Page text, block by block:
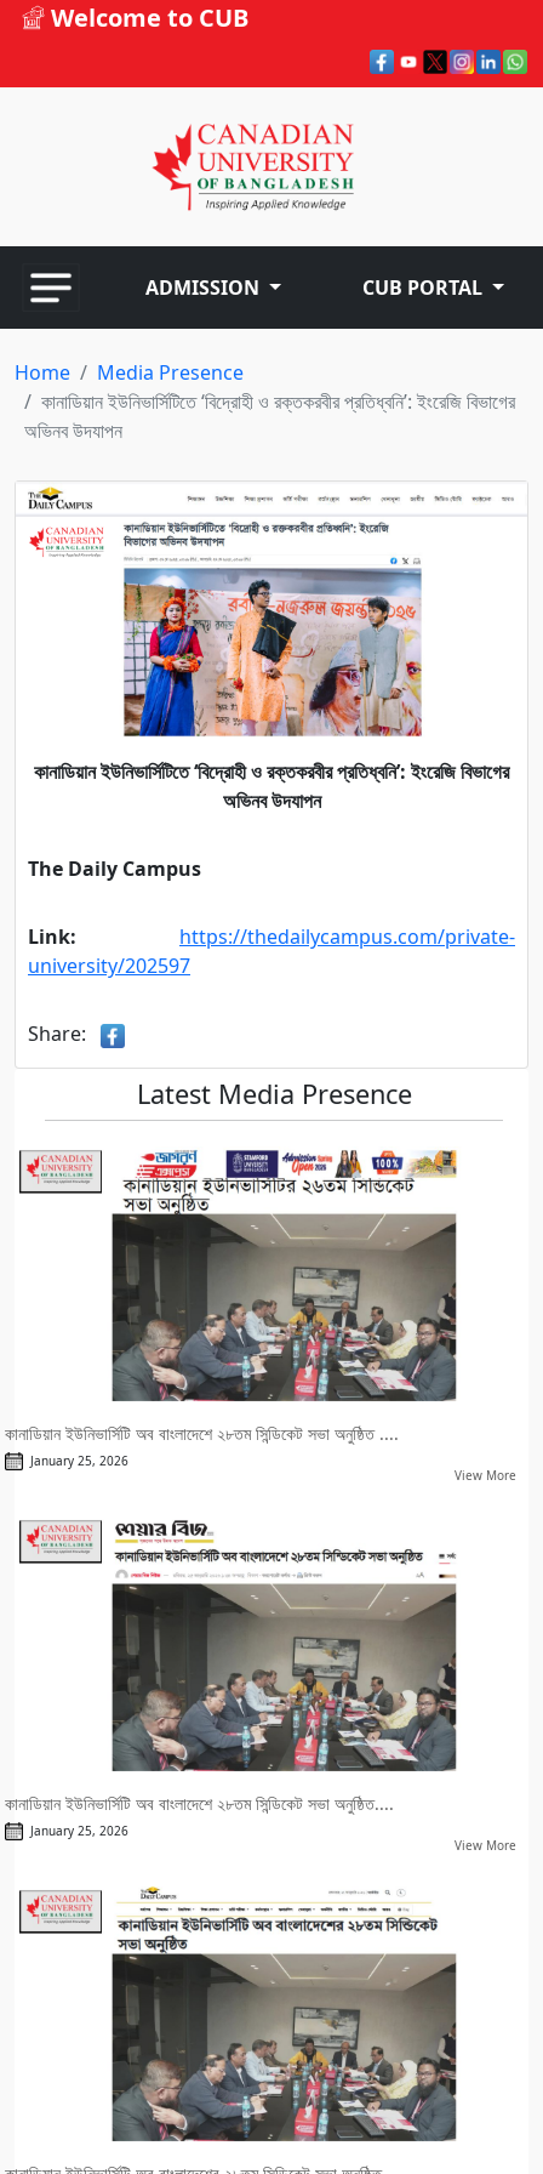
Welcome to CUB
ADMISSION CUB PORTAL
Home
Media Presence
কানাডিয়ান ইউনিভার্সিটিতে ‘বিদ্রোহী ও রক্তকরবীর প্রতিধ্বনি’: ইংরেজি বিভাগের
অভিনব উদযাপন
কানাডিয়ান ইউনিভার্সিটিতে ‘বিদ্রোহী ও রক্তকরবীর প্রতিধ্বনি’: ইংরেজি বিভাগের
অভিনব উদযাপন
The Daily Campus
Link:
https://thedailycampus.com/private-
university/202597
Share:
Latest Media Presence
কানাডিয়ান ইউনিভার্সিটি অব বাংলাদেশে ২৮তম সিন্ডিকেট সভা অনুষ্ঠিত ....
January 25, 2026
View More
কানাডিয়ান ইউনিভার্সিটি অব বাংলাদেশে ২৮তম সিন্ডিকেট সভা অনুষ্ঠিত....
January 25, 2026
View More